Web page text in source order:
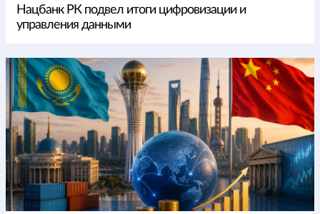
Нацбанк РК подвел итоги цифровизации и
управления данными